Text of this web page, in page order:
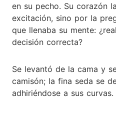
en su pecho. Su corazón
excitación, sino por la
que llenaba su mente:
decisión correcta?
Se levantó de la cama y
camisón; la fina seda se
adhiriéndose a sus curvas.